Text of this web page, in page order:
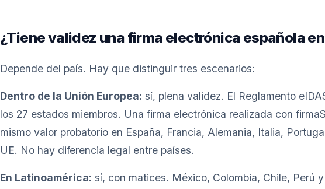
¿Tiene validez una firma electrónica española
Depende del país. Hay que distinguir tres escenarios:
Dentro de la Unión Europea: sí, plena validez. El Reglamento
los 27 estados miembros. Una firma electrónica realizada con
mismo valor probatorio en España, Francia, Alemania, Italia,
UE. No hay diferencia legal entre países.
En Latinoamérica: sí, con matices. México, Colombia, Chile, Perú